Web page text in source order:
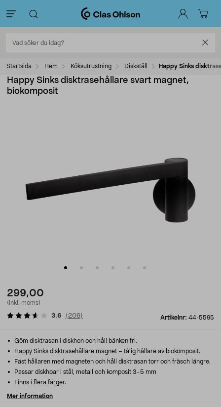
Startsida Hem Köksutrustning Diskställ Happy Sinks
Happy Sinks disktrasehållare svart magnet,
biokomposit
299,00
(inkl. moms)
Artikelnr: 44-5595
3.6 ( 206)
Göm disktrasan i diskhon och håll bänken fri.
Happy Sinks disktrasehållare magnet – tålig hållare av biokomposit.
Fäst hållaren med magneten och håll disktrasan torr och fräsch längre.
Passar diskhoar i stål, metall och komposit 3–5 mm
Finns i flera färger.
Mer information